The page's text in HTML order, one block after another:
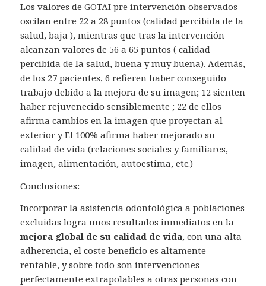
Los valores de GOTAI pre intervención observados
oscilan entre 22 a 28 puntos (calidad percibida de la
salud, baja ), mientras que tras la intervención
alcanzan valores de56 a 65 puntos ( calidad
percibida de la salud, buena y muy buena). Además,
de los 27 pacientes, 6 refieren haber conseguido
trabajo debido a la mejora de su imagen; 12 sienten
haber rejuvenecido sensiblemente ; 22 de ellos
afirma cambios en la imagen que proyectan al
exteriory El 100% afirma haber mejorado su
calidad de vida (relaciones sociales y familiares,
imagen, alimentación, autoestima, etc.)
Conclusiones:
Incorporar la asistencia odontológica a poblaciones
excluidas logra unos resultados inmediatos en la
mejora global de su calidad de vida, con una alta
adherencia, el coste beneficio es altamente
rentable, y sobre todo son intervenciones
perfectamente extrapolables a otras personas con